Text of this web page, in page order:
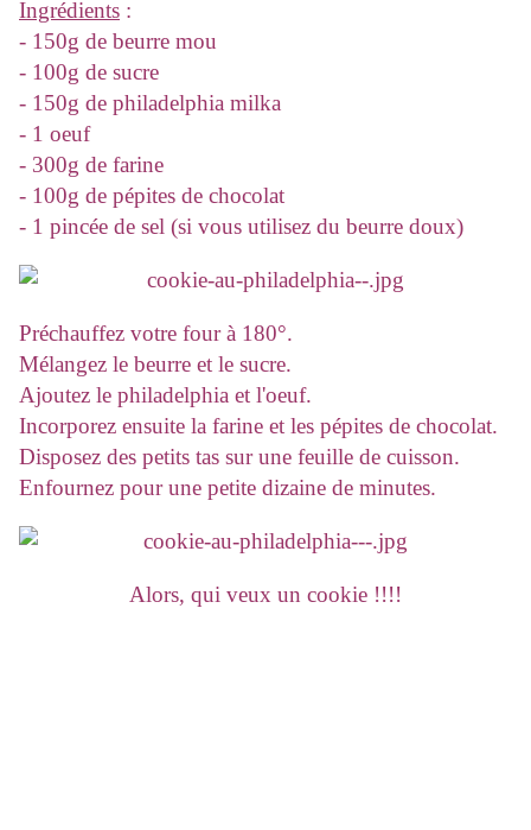
Ingrédients :
- 150g de beurre mou
- 100g de sucre
- 150g de philadelphia milka
- 1 oeuf
- 300g de farine
- 100g de pépites de chocolat
- 1 pincée de sel (si vous utilisez du beurre doux)
Préchauffez votre four à 180°.
Mélangez le beurre et le sucre.
Ajoutez le philadelphia et l'oeuf.
Incorporez ensuite la farine et les pépites de chocolat.
Disposez des petits tas sur une feuille de cuisson.
Enfournez pour une petite dizaine de minutes.
Alors, qui veux un cookie !!!!